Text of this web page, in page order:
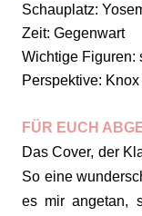
Schauplatz:
Zeit: Gegenwart
Wichtige Figuren:
Perspektive:
FÜR EUCH
Das Cover, der
So eine
es mir angetan,